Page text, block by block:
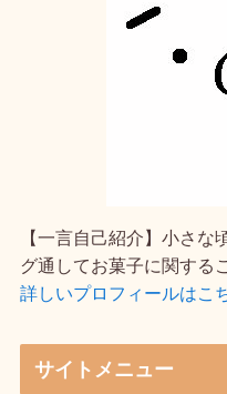
【一言自己紹介】小さな
グ通してお菓子に関する
詳しいプロフィールはこ
サイトメニュー